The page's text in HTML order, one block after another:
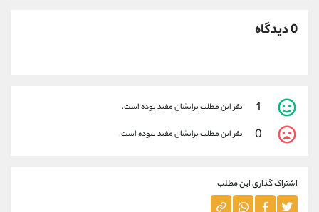
0 دیدگاه
1 نفر این مطلب برایشان مفید بوده است.
0 نفر این مطلب برایشان مفید نبوده است.
اشتراک گذاری این مطلب